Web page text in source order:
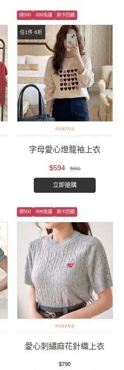
任1件 6折
領500 999免運 刷卡回饋
evaviva
字母愛心燈籠袖上衣
$594 $990
立即搶購
領500 999免運 刷卡回饋
evaviva
愛心刺繡麻花針織上衣
$790